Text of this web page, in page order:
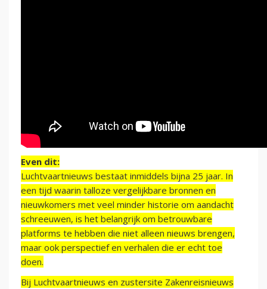
Even dit:
Luchtvaartnieuws bestaat inmiddels bijna 25 jaar. In
een tijd waarin talloze vergelijkbare bronnen en
nieuwkomers met veel minder historie om aandacht
schreeuwen, is het belangrijk om betrouwbare
platforms te hebben die niet alleen nieuws brengen,
maar ook perspectief en verhalen die er echt toe
doen.
Bij Luchtvaartnieuws en zustersite Zakenreisnieuws